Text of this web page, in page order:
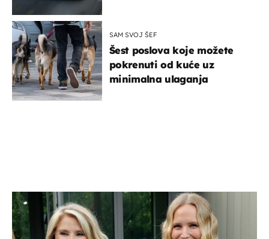
SAM SVOJ ŠEF
Šest poslova koje možete
pokrenuti od kuće uz
minimalna ulaganja